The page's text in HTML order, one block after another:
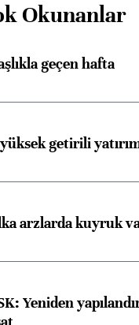
Okunanlar
geçen hafta
getirili
arzlarda kuyruk
Yeniden